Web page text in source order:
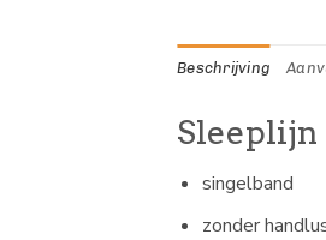
Beschrijving
Sleeplijn
singelband
zonder